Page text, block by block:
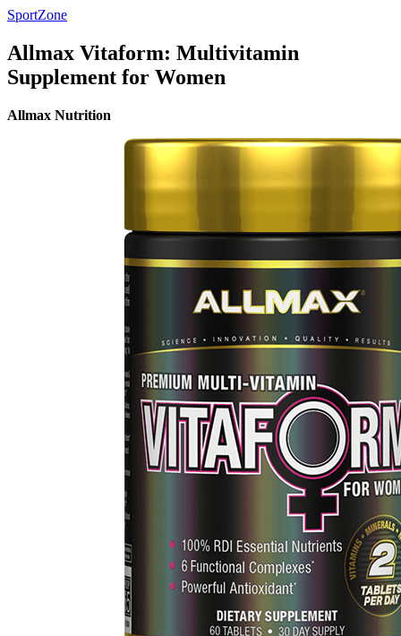
SportZone
Allmax Vitaform: Multivitamin
Supplement for Women
Allmax Nutrition